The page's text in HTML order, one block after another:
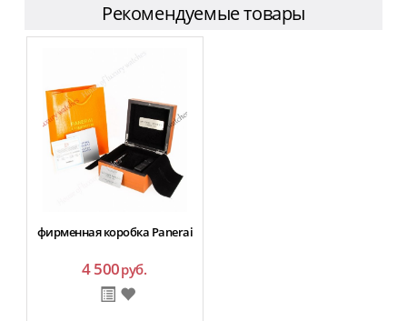
Рекомендуемые товары
фирменная коробка Panerai
4 500руб.